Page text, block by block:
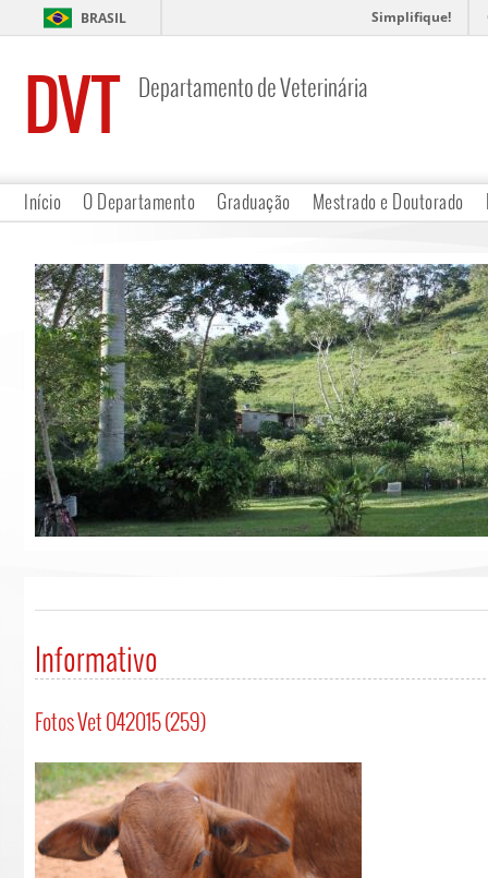
BRASIL Simplifique!
DVT Departamento de Veterinária
Início O Departamento Graduação Mestrado e Doutorado
Informativo
Fotos Vet 042015 (259)